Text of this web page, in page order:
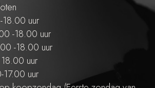
uur
-18.00 uur
-18.00 uur
uur
uur